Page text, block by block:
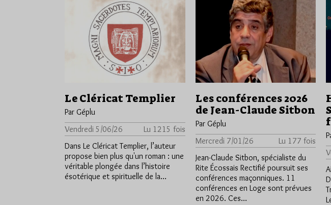
Le Cléricat Templier
Par Géplu
Vendredi 5/06/26
Lu 1215 fois
Dans Le Cléricat Templier, l’auteur
propose bien plus qu'un roman : une
véritable plongée dans l’histoire
ésotérique et spirituelle de la…
Les conférences 2026
de Jean-Claude Sitbon
Par Géplu
Mercredi 7/01/26
Lu 177 fois
Jean-Claude Sitbon, spécialiste du
Rite Écossais Rectifié poursuit ses
conférences maçonniques. 11
conférences en Loge sont prévues
en 2026. Ces…